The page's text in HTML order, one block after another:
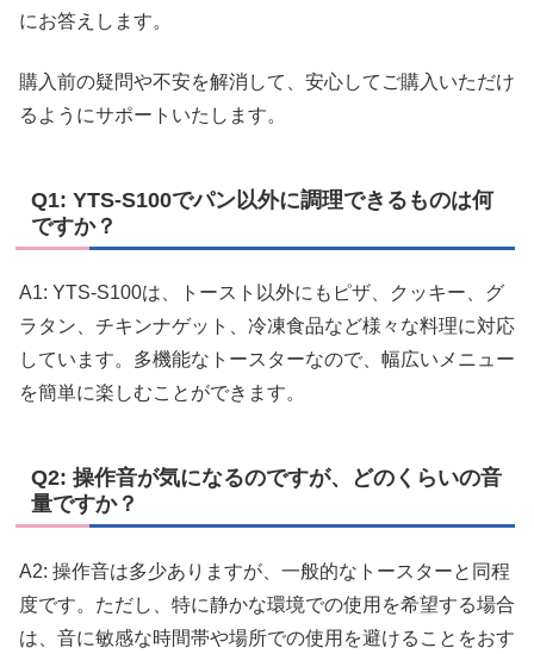
にお答えします。
購入前の疑問や不安を解消して、安心してご購入いただけ
るようにサポートいたします。
Q1: YTS-S100でパン以外に調理できるものは何
ですか？
A1: YTS-S100は、トースト以外にもピザ、クッキー、グ
ラタン、チキンナゲット、冷凍食品など様々な料理に対応
しています。多機能なトースターなので、幅広いメニュー
を簡単に楽しむことができます。
Q2: 操作音が気になるのですが、どのくらいの音
量ですか？
A2: 操作音は多少ありますが、一般的なトースターと同程
度です。ただし、特に静かな環境での使用を希望する場合
は、音に敏感な時間帯や場所での使用を避けることをおす